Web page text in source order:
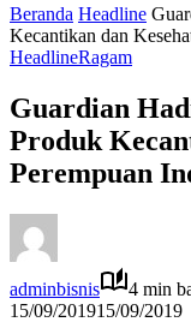
Beranda Headline
Kecantikan dan
HeadlineRagam
Guardian
Produk
Perempuan
adminbisnis
4 min
15/09/201915/09/2019